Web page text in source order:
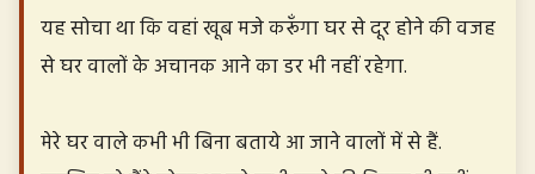
यह सोचा था कि वहां खूब मजे करूँगा घर से दूर होने की वजह
से घर वालों के अचानक आने का डर भी नहीं रहेगा.
मेरे घर वाले कभी भी बिना बताये आ जाने वालों में से हैं.